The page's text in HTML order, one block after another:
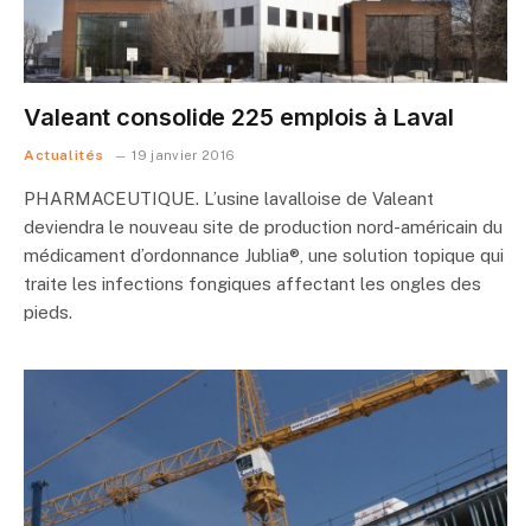
Valeant consolide 225 emplois à Laval
Actualités 19 janvier 2016
PHARMACEUTIQUE. L’usine lavalloise de Valeant
deviendra le nouveau site de production nord-américain du
médicament d’ordonnance Jublia®, une solution topique qui
traite les infections fongiques affectant les ongles des
pieds.